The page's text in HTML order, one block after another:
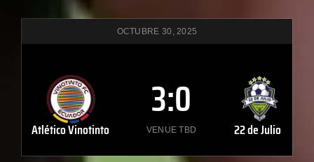
OCTUBRE 30, 2025
Atlético Vinotinto
3:0
VENUE TBD 22 de Julio